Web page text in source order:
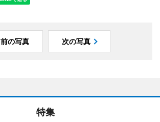
前の写真 次の写真
特集